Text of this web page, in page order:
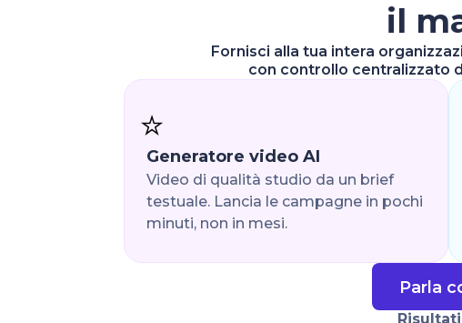
il
Fornisci alla tua intera
con controllo centralizzato
⭐
Generatore video AI
Video di qualità studio da un brief
testuale. Lancia le campagne in pochi
minuti, non in mesi.
Parla